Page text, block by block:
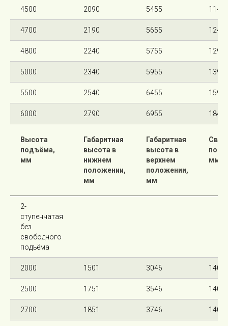
4500 2090 5455 1145
4700 2190 5655 1245
4800 2240 5755 1295
5000 2340 5955 1395
5500 2540 6455 1595
6000 2790 6955 1845
Высота
подъёма,
мм
Габаритная
высота в
нижнем
положении,
мм
Габаритная
высота в
верхнем
положении,
мм
мм
2-
ступенчатая
без
свободного
подъёма
2000 1501 3046 140
2500 1751 3546 140
2700 1851 3746 140